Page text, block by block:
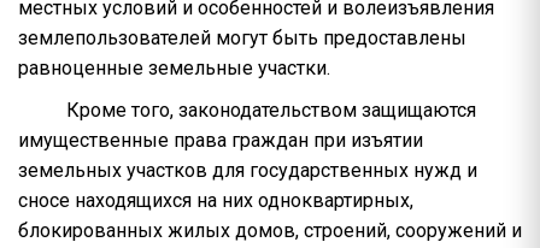
местных условий и особенностей и волеизъявления
землепользователей могут быть предоставлены
равноценные земельные участки.
Кроме того, законодательством защищаются
имущественные права граждан при изъятии
земельных участков для государственных нужд и
сносе находящихся на них одноквартирных,
блокированных жилых домов, строений, сооружений и